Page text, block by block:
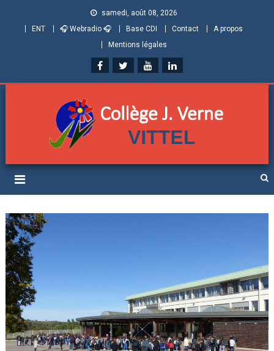
samedi, août 08, 2026
ENT
🎧 Webradio 🎧 Base CDI Contact
A propos
Mentions légales
Collège Jules Verne de
Vittel (Vosges)